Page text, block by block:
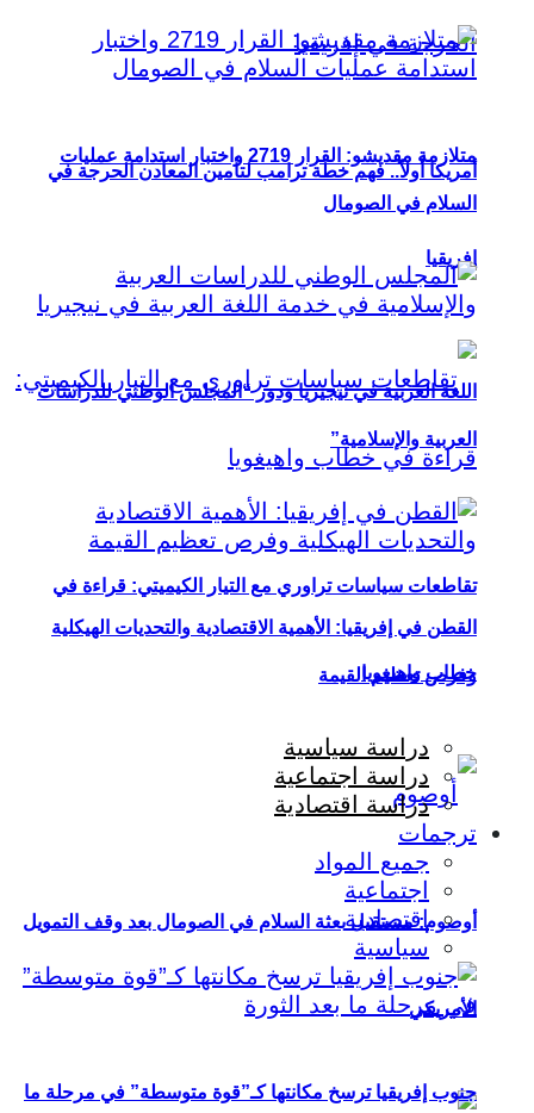
أمريكا أولاً.. فهم خطة ترامب لتأمين المعادن الحرجة في
إفريقيا
تقاطعات سياسات تراوري مع التيار الكيميتي: قراءة في
خطاب واهيغويا
أوصوم: مستقبل بعثة السلام في الصومال بعد وقف التمويل
الأمريكي
متلازمة مقديشو: القرار 2719 واختبار استدامة عمليات
السلام في الصومال
اللغة العربية في نيجيريا ودور “المجلس الوطني للدراسات
العربية والإسلامية”
القطن في إفريقيا: الأهمية الاقتصادية والتحديات الهيكلية
وفرص تعظيم القيمة
دراسة سياسية
دراسة اجتماعية
دراسة اقتصادية
ترجمات
جميع المواد
اجتماعية
اقتصادية
سياسية
جنوب إفريقيا ترسخ مكانتها كـ”قوة متوسطة” في مرحلة ما